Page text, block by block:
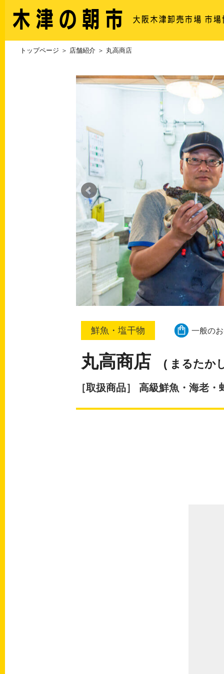
トップページ ＞ 店舗紹介 ＞ 丸高商店
鮮魚・塩干物 一般の
丸高商店 ( まるたか
［取扱商品］ 高級鮮魚・海老・